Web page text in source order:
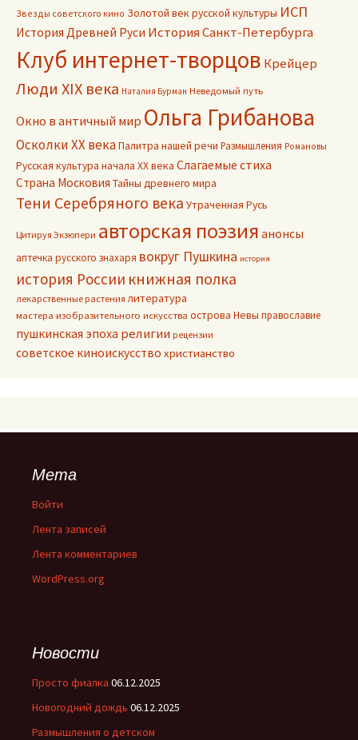
Звезды советского кино Золотой век русской культуры ИСП
История Древней Руси История Санкт-Петербурга
Клуб интернет-творцов Крейцер
Люди XIX века Наталия Бурман Неведомый путь
Окно в античный мир Ольга Грибанова
Осколки ХХ векаПалитра нашей речи Размышления Романовы
Русская культура начала ХХ века Слагаемые стиха
Страна Московия Тайны древнего мира
Тени Серебряного века Утраченная Русь
Цитируя Экзюпери авторская поэзия анонсы
аптечка русского знахаря вокруг Пушкина история
история России книжная полка
лекарственные растения литература
мастера изобразительного искусства острова Невы православие
пушкинская эпоха религии рецензии
советское киноискусство христианство
Мета
Войти
Лента записей
Лента комментариев
WordPress.org
Новости
Просто фиалка 06.12.2025
Новогодний дождь 06.12.2025
Размышления о детском